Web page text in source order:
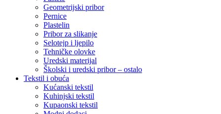
Geometrijski pribor
Pernice
Plastelin
Pribor za slikanje
Selotejp i ljepilo
Tehničke olovke
Uredski materijal
Školski i uredski pribor – ostalo
Tekstil i obuća
Kućanski tekstil
Kuhinjski tekstil
Kupaonski tekstil